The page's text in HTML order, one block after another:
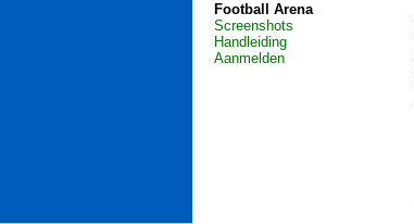
Football Arena
Screenshots
Handleiding
Aanmelden